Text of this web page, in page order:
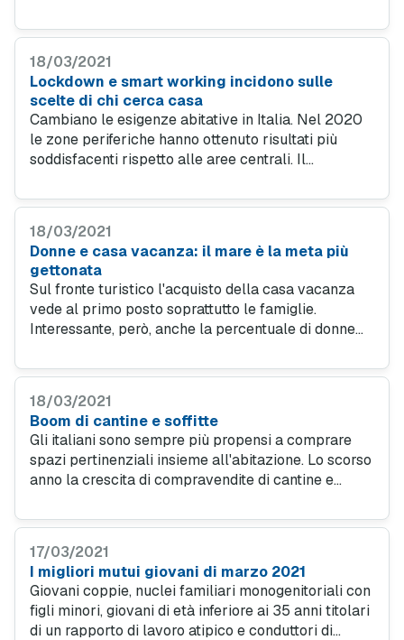
dell’Agenzia delle Entrate.
18/03/2021
Lockdown e smart working incidono sulle
scelte di chi cerca casa
Cambiano le esigenze abitative in Italia. Nel 2020
le zone periferiche hanno ottenuto risultati più
soddisfacenti rispetto alle aree centrali. Il
come Milano e Napoli.
18/03/2021
Donne e casa vacanza: il mare è la meta più
gettonata
Sul fronte turistico l'acquisto della casa vacanza
vede al primo posto soprattutto le famiglie.
Interessante, però, anche la percentuale di donne
montagna.
18/03/2021
Boom di cantine e soffitte
Gli italiani sono sempre più propensi a comprare
spazi pertinenziali insieme all'abitazione. Lo scorso
anno la crescita di compravendite di cantine e
sono stati registrati nelle regioni del Nord.
17/03/2021
I migliori mutui giovani di marzo 2021
Giovani coppie, nuclei familiari monogenitoriali con
figli minori, giovani di età inferiore ai 35 anni titolari
di un rapporto di lavoro atipico e conduttori di